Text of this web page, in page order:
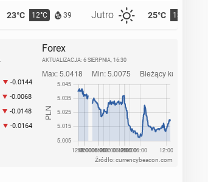
23°C 12°C 39 Jutro 25°C 13°C
-0.0144
-0.0068
-0.0148
-0.0164
Forex
AKTUALIZACJA: 6 SIERPNIA, 16:30
Źródło: currencybeacon.com